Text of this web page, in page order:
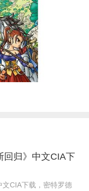
回归》中文CIA下
CIA下载，密特罗德